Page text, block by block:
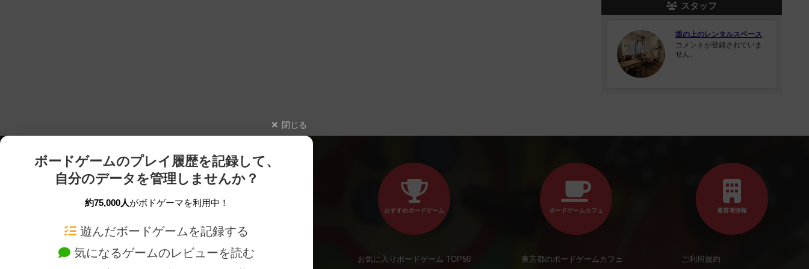
スタッフ
坂の上のレンタルスペース
コメントが登録されていま
せん。
閉じる
ボードゲームのプレイ履歴を記録して、
自分のデータを管理しませんか？
約75,000人がボドゲーマを利用中！
遊んだボードゲームを記録する
気になるゲームのレビューを読む
ボードゲームを検索する 新作・再入荷情報
おすすめボードゲーム
お気に入りボードゲーム TOP50
ボードゲームカフェ
東京都のボードゲームカフェ
運営者情報
ご利用規約